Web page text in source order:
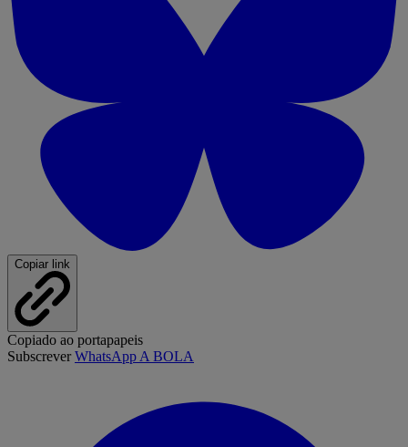
Copiar link
Copiado ao portapapeis
SubscreverWhatsApp A BOLA